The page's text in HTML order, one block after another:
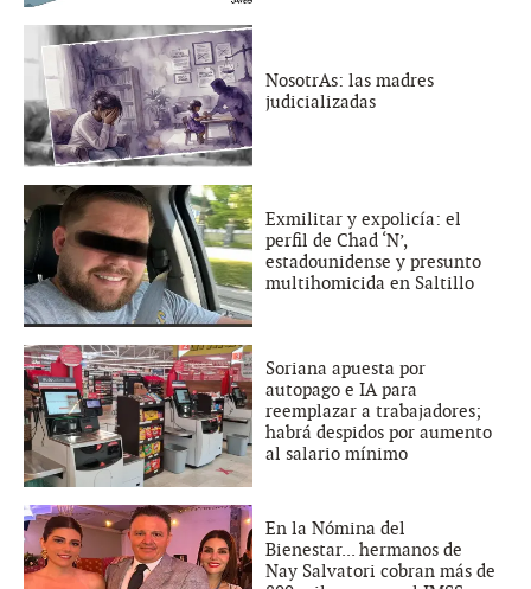
NosotrAs: las madres
judicializadas
Exmilitar y expolicía: el
perfil de Chad ‘N’,
estadounidense y presunto
multihomicida en Saltillo
Soriana apuesta por
autopago e IA para
reemplazar a trabajadores;
habrá despidos por aumento
al salario mínimo
En la Nómina del
Bienestar... hermanos de
Nay Salvatori cobran más de